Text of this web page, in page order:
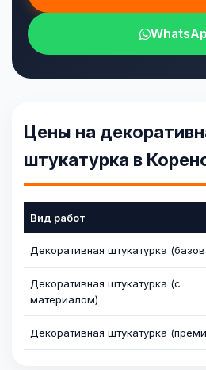
Цены на
штукатурка в
Вид работ
Декоративная штукатурка
Декоративная штукатурка (с
материалом)
Декоративная штукатурка